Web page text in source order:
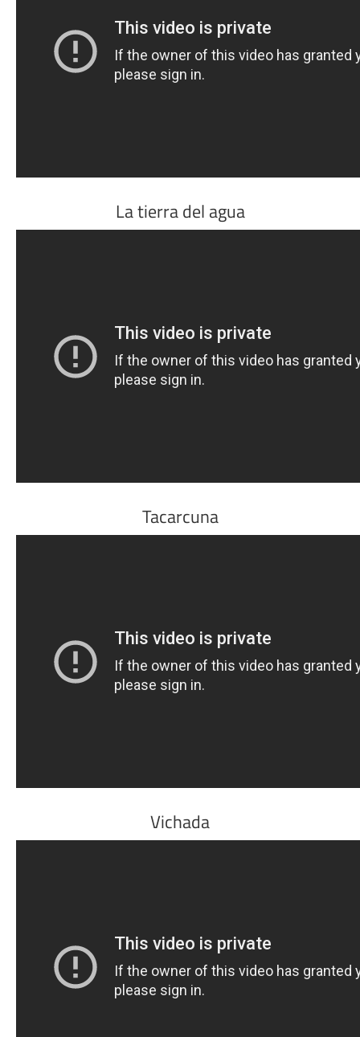
La tierra del agua
Tacarcuna
Vichada